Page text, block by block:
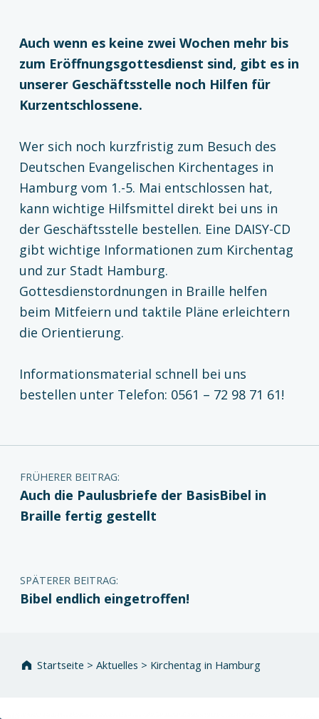
Auch wenn es keine zwei Wochen mehr bis
zum Eröffnungsgottesdienst sind, gibt es in
unserer Geschäftsstelle noch Hilfen für
Kurzentschlossene.
Wer sich noch kurzfristig zum Besuch des
Deutschen Evangelischen Kirchentages in
Hamburg vom 1.-5. Mai entschlossen hat,
kann wichtige Hilfsmittel direkt bei uns in
der Geschäftsstelle bestellen. Eine DAISY-CD
gibt wichtige Informationen zum Kirchentag
und zur Stadt Hamburg.
Gottesdienstordnungen in Braille helfen
beim Mitfeiern und taktile Pläne erleichtern
die Orientierung.
Informationsmaterial schnell bei uns
bestellen unter Telefon: 0561 – 72 98 71 61!
Beitragsnavigation
FRÜHERER BEITRAG:
Auch die Paulusbriefe der BasisBibel in
Braille fertig gestellt
SPÄTERER BEITRAG:
Bibel endlich eingetroffen!
Startseite > Aktuelles > Kirchentag in Hamburg